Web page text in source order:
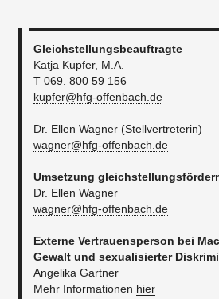
HfG - Ein sicherer Raum für Kreativität
Gendergerechte Sprache
Lehraufträge Gender- und Queer-
Awareness Preis
Kalender
News
Gleichstellungsbeauftragte
Katja Kupfer, M.A.
T 069. 800 59 156
kupfer@hfg-offenbach.de
Dr. Ellen Wagner (Stellvertreterin)
wagner@hfg-offenbach.de
Umsetzung
Dr. Ellen Wagner
wagner@hfg-offenbach.de
Externe Vertrauensperson bei
Gewalt und sexualisierter
Angelika Gartner
Mehr Informationen hier